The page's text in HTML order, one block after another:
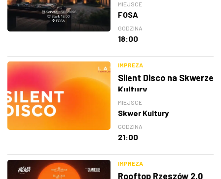
MIEJSCE
FOSA
GODZINA
18:00
IMPREZA
Silent Disco na Skwerze
Kultury
MIEJSCE
Skwer Kultury
GODZINA
21:00
IMPREZA
Rooftop Rzeszów 2.0